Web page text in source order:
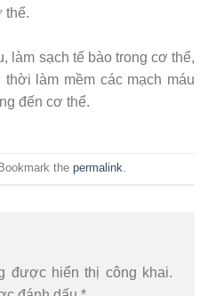
thể.
làm sạch tế bào trong cơ thể,
làm mềm các mạch máu
đến cơ thể.
the permalink.
được hiển thị công khai.